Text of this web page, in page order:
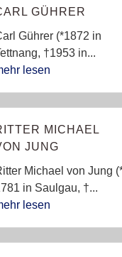
GÜHRER
Gührer (*1872 in
†1953 in...
lesen
MICHAEL
JUNG
Michael von Jung
in Saulgau, †...
lesen